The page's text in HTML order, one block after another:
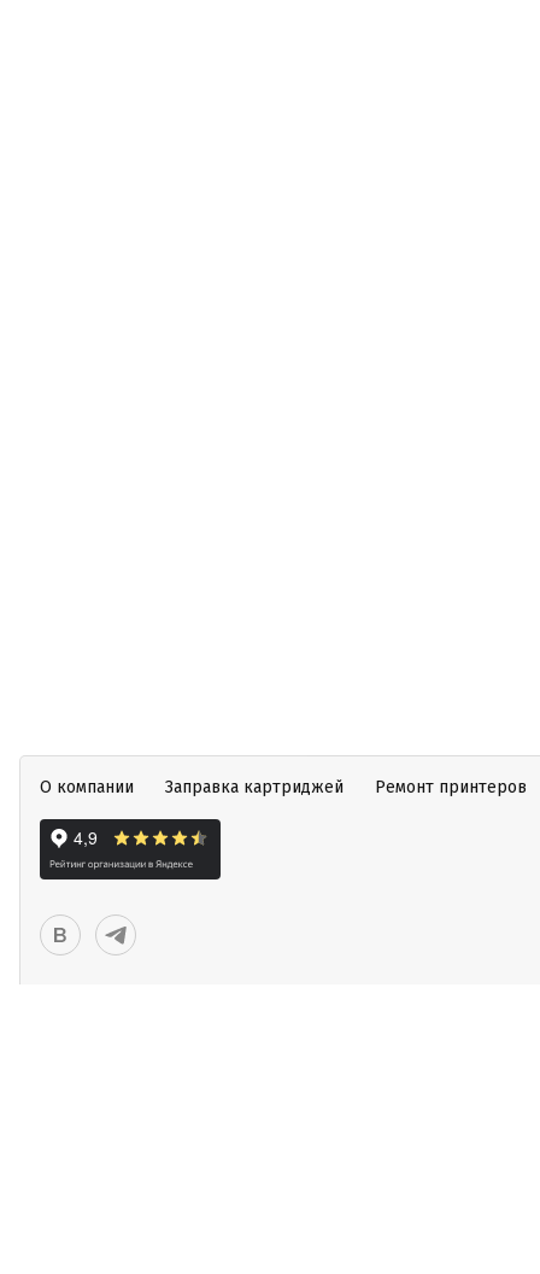
О компании Заправка картриджей Ремонт принтеров